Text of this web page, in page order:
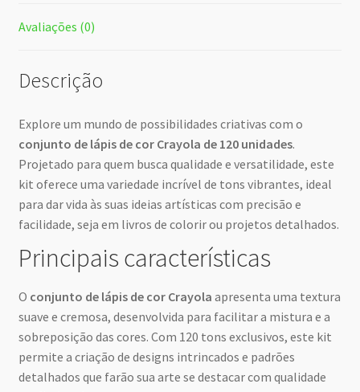
Avaliações (0)
Descrição
Explore um mundo de possibilidades criativas com o
conjunto de lápis de cor Crayola de 120 unidades.
Projetado para quem busca qualidade e versatilidade, este
kit oferece uma variedade incrível de tons vibrantes, ideal
para dar vida às suas ideias artísticas com precisão e
facilidade, seja em livros de colorir ou projetos detalhados.
Principais características
O conjunto de lápis de cor Crayola apresenta uma textura
suave e cremosa, desenvolvida para facilitar a mistura e a
sobreposição das cores. Com 120 tons exclusivos, este kit
permite a criação de designs intrincados e padrões
detalhados que farão sua arte se destacar com qualidade